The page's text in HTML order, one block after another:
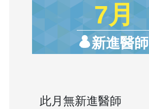
7月
新進醫師
此月無新進醫師